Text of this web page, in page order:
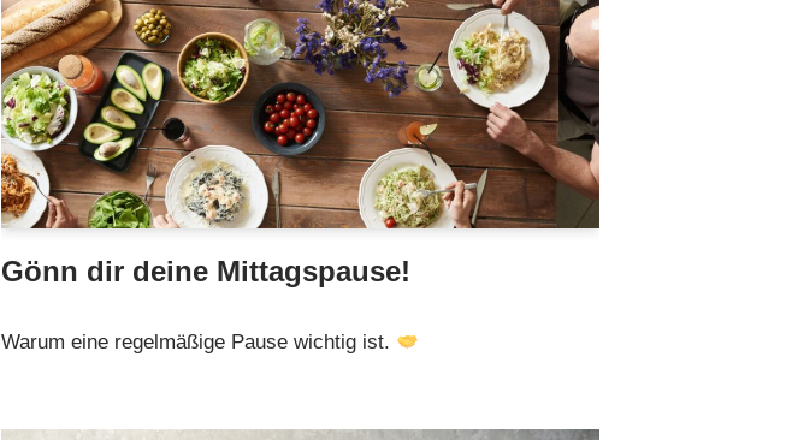
Gönn dir deine Mittagspause!
Warum eine regelmäßige Pause wichtig ist.